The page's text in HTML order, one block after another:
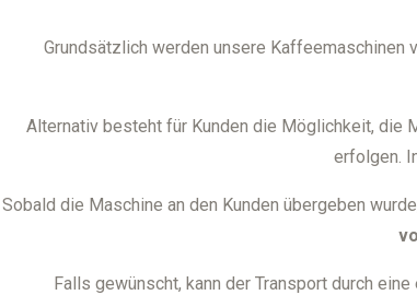
Grundsätzlich werden unsere Kaffeemaschinen
Alternativ besteht für Kunden die Möglichkeit, die
erfolgen.
Sobald die Maschine an den Kunden übergeben
Falls gewünscht, kann der Transport durch eine